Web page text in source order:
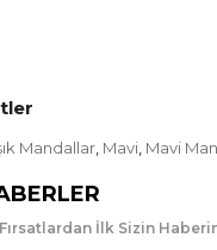
Mandallar, Mavi, Mavi
İlk Sizin